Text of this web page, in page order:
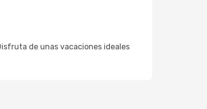
de unas vacaciones ideales